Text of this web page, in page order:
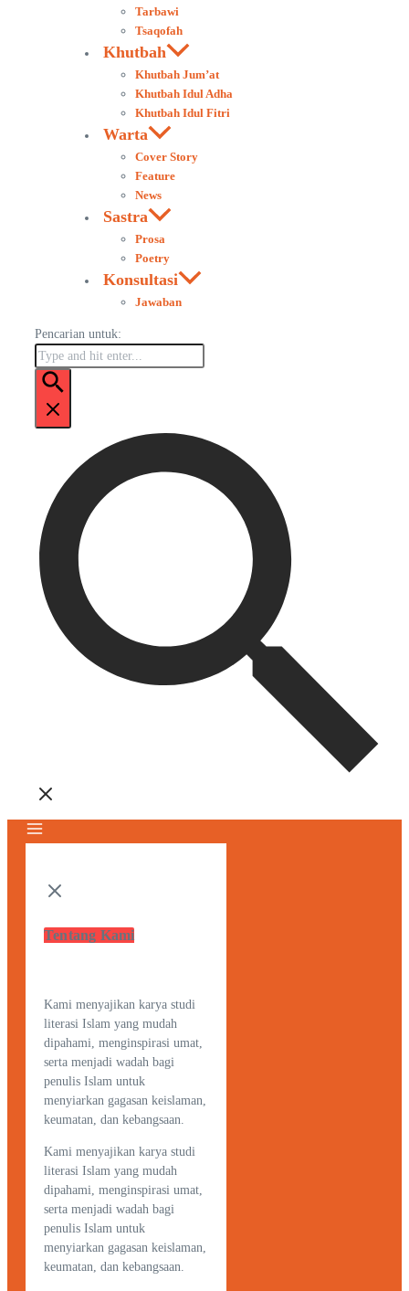
Tarbawi
Tsaqofah
Khutbah
Khutbah Jum’at
Khutbah Idul Adha
Khutbah Idul Fitri
Warta
Cover Story
Feature
News
Sastra
Prosa
Poetry
Konsultasi
Jawaban
Pencarian untuk:
Tentang Kami
Kami menyajikan karya studi
literasi Islam yang mudah
dipahami, menginspirasi umat,
serta menjadi wadah bagi
penulis Islam untuk
menyiarkan gagasan keislaman,
keumatan, dan kebangsaan.
Kami menyajikan karya studi
literasi Islam yang mudah
dipahami, menginspirasi umat,
serta menjadi wadah bagi
penulis Islam untuk
menyiarkan gagasan keislaman,
keumatan, dan kebangsaan.